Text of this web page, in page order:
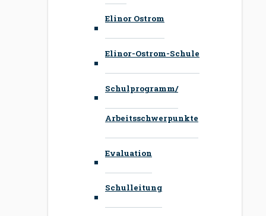
Elinor Ostrom
Elinor-Ostrom-Schule
Schulprogramm/
Arbeitsschwerpunkte
Evaluation
Schulleitung